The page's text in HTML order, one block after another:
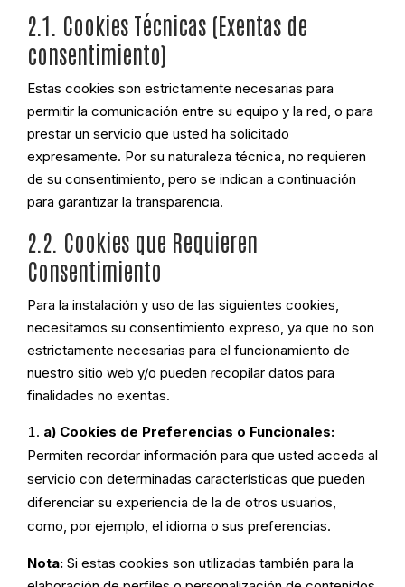
2.1. Cookies Técnicas (Exentas de
consentimiento)
Estas cookies son estrictamente necesarias para
permitir la comunicación entre su equipo y la red, o para
prestar un servicio que usted ha solicitado
expresamente. Por su naturaleza técnica, no requieren
de su consentimiento, pero se indican a continuación
para garantizar la transparencia.
2.2. Cookies que Requieren
Consentimiento
Para la instalación y uso de las siguientes cookies,
necesitamos su consentimiento expreso, ya que no son
estrictamente necesarias para el funcionamiento de
nuestro sitio web y/o pueden recopilar datos para
finalidades no exentas.
a) Cookies de Preferencias o Funcionales:
Permiten recordar información para que usted acceda al
servicio con determinadas características que pueden
diferenciar su experiencia de la de otros usuarios,
como, por ejemplo, el idioma o sus preferencias.
Nota: Si estas cookies son utilizadas también para la